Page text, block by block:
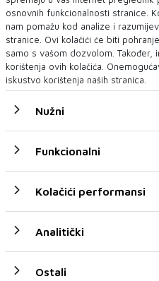
EU delegacija doživjela
priljeva migranata iz Sjeverne ...
osnovnih funkcionalnosti stranice.
nam pomažu kod analize i
stranice. Ovi kolačići će biti
samo s vašom dozvolom. Također,
korištenja ovih kolačića.
iskustvo korištenja naših stranica.
Nužni
Funkcionalni
Kolačići performansi
Analitički
Ostali